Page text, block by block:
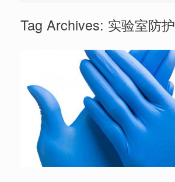
Tag Archives: 实验室防护